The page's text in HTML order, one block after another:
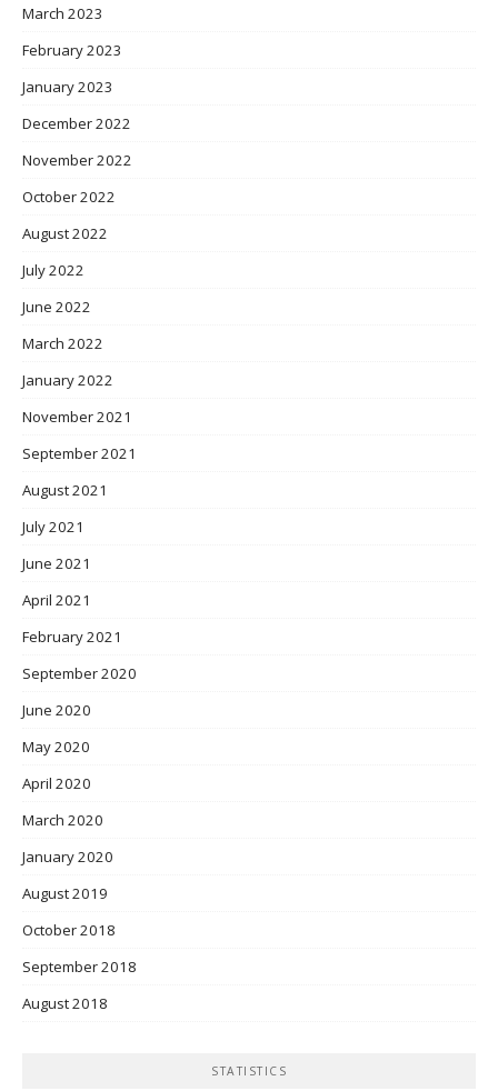
March 2023
February 2023
January 2023
December 2022
November 2022
October 2022
August 2022
July 2022
June 2022
March 2022
January 2022
November 2021
September 2021
August 2021
July 2021
June 2021
April 2021
February 2021
September 2020
June 2020
May 2020
April 2020
March 2020
January 2020
August 2019
October 2018
September 2018
August 2018
STATISTICS